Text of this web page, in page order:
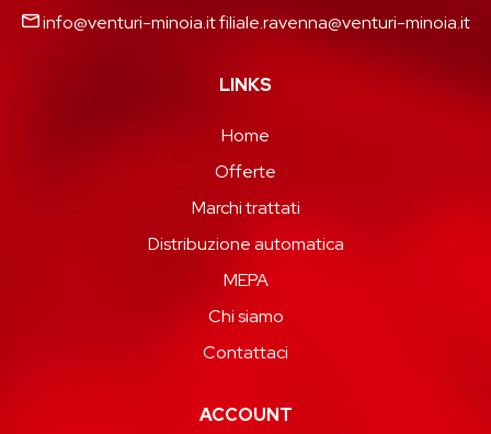
info@venturi-minoia.itfiliale.ravenna@venturi-minoia.it
LINKS
Home
Offerte
Marchi trattati
Distribuzione automatica
MEPA
Chi siamo
Contattaci
ACCOUNT